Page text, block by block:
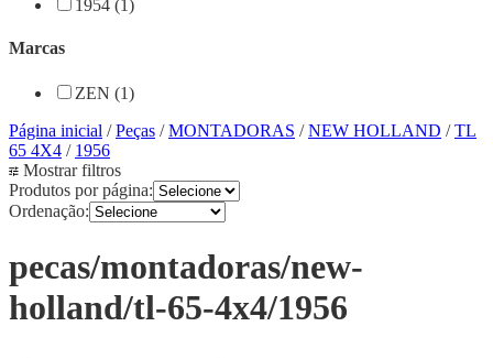
1954 (1)
Marcas
ZEN (1)
Página inicial /Peças /MONTADORAS /NEW HOLLAND /TL
65 4X4 / 1956
Mostrar filtros
Produtos por página:
Ordenação:
pecas/montadoras/new-
holland/tl-65-4x4/1956